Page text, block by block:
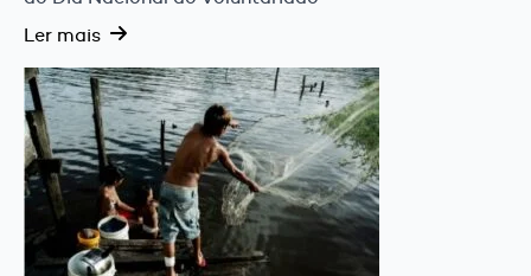
Ler mais